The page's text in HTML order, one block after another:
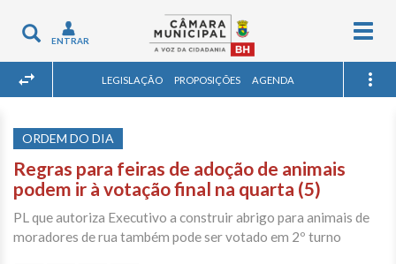
Toggle
navigation
ENTRAR
LEGISLAÇÃO PROPOSIÇÕES AGENDA
ORDEM DO DIA
Regras para feiras de adoção de animais
podem ir à votação final na quarta (5)
PL que autoriza Executivo a construir abrigo para animais de
moradores de rua também pode ser votado em 2º turno